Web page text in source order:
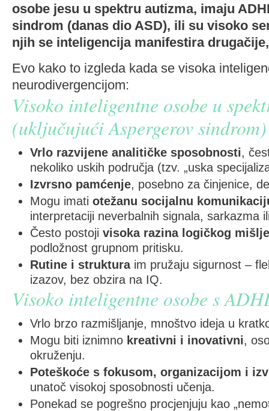
osobe jesu u spektru autizma, imaju
sindrom (danas dio ASD), ili su visoko
njih se inteligencija manifestira
Evo kako to izgleda kada se visoka
neurodivergencijom:
Visoko inteligentne osobe u
(uključujući Aspergerov sindrom)
Vrlo razvijene analitičke sposobnosti,
nekoliko uskih područja (tzv. „uska
Izvrsno pamćenje, posebno za činjenice,
Mogu imati otežanu socijalnu
interpretaciji neverbalnih signala, sarkazma
Često postoji visoka razina logičkog
podložnost grupnom pritisku.
Rutine i strukturaim pružaju sigurnost –
izazov, bez obzira na IQ.
Visoko inteligentne osobe s
Vrlo brzo razmišljanje, mnoštvo ideja u
Mogu biti iznimno kreativni i inovativni,
okruženju.
Poteškoće s fokusom, organizacijom i
unatoč visokoj sposobnosti učenja.
Ponekad se pogrešno procjenjuju kao